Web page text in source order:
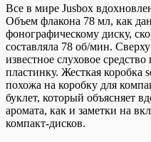
Все в мире Jusbox
Объем флакона 78 мл, как
фонографическому диску,
составляла 78 об/мин.
известное слуховое
пластинку. Жесткая
похожа на коробку для
буклет, который объясняет
аромата, как и заметки на
компакт-дисков.